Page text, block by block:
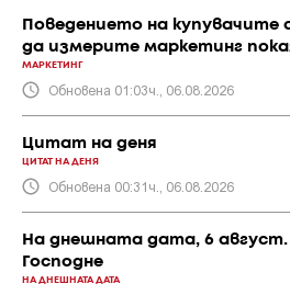
Поведението на купувачите
да измерите маркетинг
МАРКЕТИНГ
Обновена 01:03ч., 06.08.2026
Цитат на деня
ЦИТАТ НА ДЕНЯ
Обновена 00:31ч., 06.08.2026
На днешната дата, 6
Господне
НА ДНЕШНАТА ДАТА